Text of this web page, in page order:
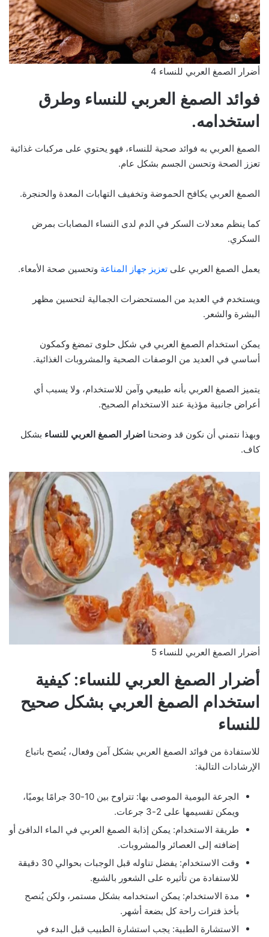
أضرار الصمغ العربي للنساء 4
فوائد الصمغ العربي للنساء وطرق
استخدامه.
الصمغ العربي به فوائد صحية للنساء، فهو يحتوي على مركبات غذائية
تعزز الصحة وتحسن الجسم بشكل عام.
الصمغ العربي يكافح الحموضة وتخفيف التهابات المعدة والحنجرة.
كما ينظم معدلات السكر في الدم لدى النساء المصابات بمرض
السكري.
يعمل الصمغ العربي على تعزيز جهاز المناعة وتحسين صحة الأمعاء.
ويستخدم في العديد من المستحضرات الجمالية لتحسين مظهر
البشرة والشعر.
يمكن استخدام الصمغ العربي في شكل حلوى تمضغ وكمكون
أساسي في العديد من الوصفات الصحية والمشروبات الغذائية.
يتميز الصمغ العربي بأنه طبيعي وآمن للاستخدام، ولا يسبب أي
أعراض جانبية مؤذية عند الاستخدام الصحيح.
وبهذا نتمني أن نكون قد وضحنا اضرار الصمغ العربي للنساء بشكل
كاف.
أضرار الصمغ العربي للنساء 5
أضرار الصمغ العربي للنساء: كيفية
استخدام الصمغ العربي بشكل صحيح
للنساء
للاستفادة من فوائد الصمغ العربي بشكل آمن وفعال، يُنصح باتباع
الإرشادات التالية:
الجرعة اليومية الموصى بها: تتراوح بين 10-30 جرامًا يوميًا،
ويمكن تقسيمها على 2-3 جرعات.
طريقة الاستخدام: يمكن إذابة الصمغ العربي في الماء الدافئ أو
إضافته إلى العصائر والمشروبات.
وقت الاستخدام: يفضل تناوله قبل الوجبات بحوالي 30 دقيقة
للاستفادة من تأثيره على الشعور بالشبع.
مدة الاستخدام: يمكن استخدامه بشكل مستمر، ولكن يُنصح
بأخذ فترات راحة كل بضعة أشهر.
الاستشارة الطبية: يجب استشارة الطبيب قبل البدء في